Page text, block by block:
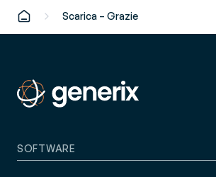
Scarica – Grazie
SOFTWARE